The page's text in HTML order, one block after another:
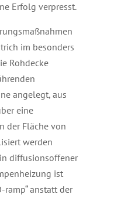
Erfolg verpresst.
im besonders
Rohdecke
angelegt, aus
eine
der Fläche von
werden
diffusionsoffener
ist
ramp“ anstatt der